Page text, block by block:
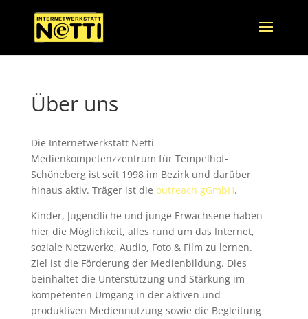
Über uns
Die Internetwerkstatt Netti –
Medienkompetenzzentrum für Tempelhof-
Schöneberg ist seit 1998 im Bezirk und darüber
hinaus aktiv. Träger ist die outreach gGmbH.
Kinder, Jugendliche und junge Erwachsene haben
hier die Möglichkeit, alles rund um das Internet,
soziale Netzwerke, Audio, Foto & Film zu lernen.
Ziel ist die Förderung der Medienbildung. Dies
beinhaltet die Unterstützung und Stärkung im
kompetenten Umgang in der aktiven und
produktiven Mediennutzung sowie die Begleitung